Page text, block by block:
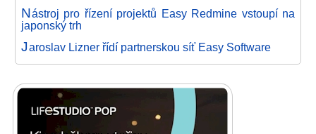
Nástroj pro řízení projektů Easy Redmine vstoupí na
japonský trh
Jaroslav Lizner řídí partnerskou síť Easy Software